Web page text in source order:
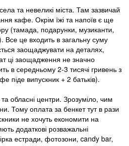
та невеликі міста. Там зазвичай
кафе. Окрім їжі та напоїв є ще
(тамада, подарунки, музиканти,
Все це входить в загальну суму
заощаджувати на деталях,
ці заощадження не значно
в середньому 2-3 тисячі гривень з
піде випускник + 2 батьків).
обласні центри. Зрозуміло, чим
Тому оплата за бенкет тут в рази
не хочуть економити на
додаткові розважальні
естради, фотозони, candy bar,